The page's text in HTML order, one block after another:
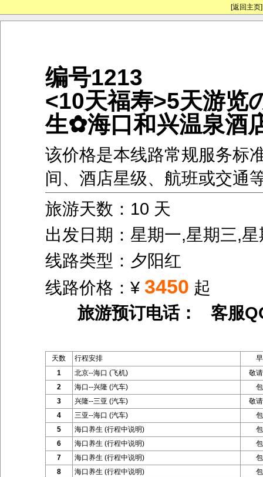
[返回主页]
编号1213
<10天福寿>5天游览
生✿海口和兴温泉酒
该价格是本线路常规服务标
间、酒店星级、航班或交通
旅游天数：10 天
出发日期：星期一,星期三,星
线路类型：夕阳红
线路价格：¥ 3450 起
旅游预订电话： 客服
天数 行程安排
1
北京--海口 (飞机)
敬
2
海口--兴隆 (汽车)
3
兴隆--三亚 (汽车)
敬
4
三亚--海口 (汽车)
5
海口养生 (行程中说明)
6
海口养生 (行程中说明)
7
海口养生 (行程中说明)
8
海口养生 (行程中说明)